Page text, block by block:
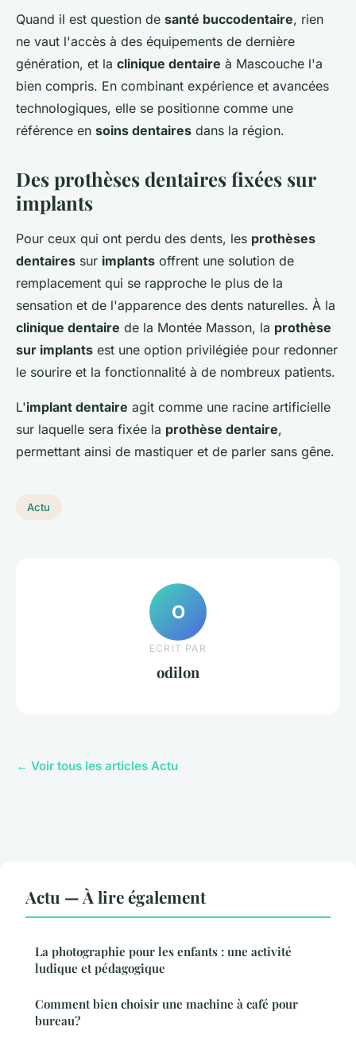
Quand il est question de santé buccodentaire, rien
ne vaut l'accès à des équipements de dernière
génération, et la clinique dentaire à Mascouche l'a
bien compris. En combinant expérience et avancées
technologiques, elle se positionne comme une
référence en soins dentaires dans la région.
Des prothèses dentaires fixées sur
implants
Pour ceux qui ont perdu des dents, les prothèses
dentaires sur implants offrent une solution de
remplacement qui se rapproche le plus de la
sensation et de l'apparence des dents naturelles. À la
clinique dentaire de la Montée Masson, la prothèse
sur implants est une option privilégiée pour redonner
le sourire et la fonctionnalité à de nombreux patients.
L'implant dentaire agit comme une racine artificielle
sur laquelle sera fixée la prothèse dentaire,
permettant ainsi de mastiquer et de parler sans gêne.
Actu
O
ECRIT PAR
odilon
← Voir tous les articles Actu
Actu — À lire également
La photographie pour les enfants : une activité
ludique et pédagogique
Comment bien choisir une machine à café pour
bureau?